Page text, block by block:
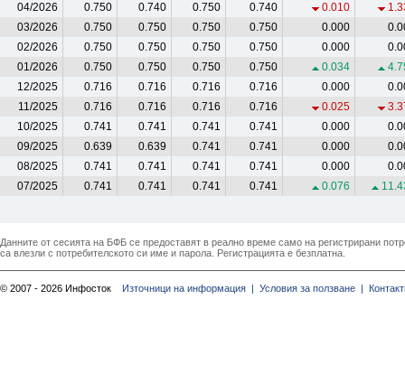
04/2026
0.750 0.740 0.750 0.740 0.010
03/2026
0.750 0.750 0.750 0.750 0.000
02/2026
0.750 0.750 0.750 0.750 0.000
01/2026
0.750 0.750 0.750 0.750 0.034
12/2025
0.716 0.716 0.716 0.716 0.000
11/2025
0.716 0.716 0.716 0.716 0.025
10/2025
0.741 0.741 0.741 0.741 0.000
09/2025
0.639 0.639 0.741 0.741 0.000
08/2025
0.741 0.741 0.741 0.741 0.000
07/2025
0.741 0.741 0.741 0.741 0.076
Данните от сесията на БФБ се предоставят в реално време само на регистрирани
са влезли с потребителското си име и парола. Регистрацията е безплатна.
© 2007 - 2026 Инфосток Източници на информация | Условия за ползване |